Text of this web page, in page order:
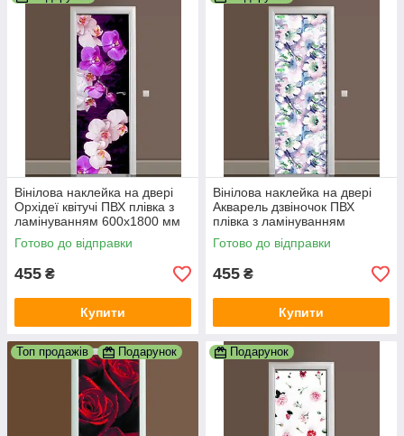
Вінілова наклейка на двері
Орхідеї квітучі ПВХ плівка з
ламінуванням 600х1800 мм
квіти Фіолетовий
Готово до відправки
455 ₴
Купити
Вінілова наклейка на двері
Акварель дзвіночок ПВХ
плівка з ламінуванням
600х1800 мм Квіти Блакитний
Готово до відправки
455 ₴
Купити
Топ продажів Подарунок Подарунок